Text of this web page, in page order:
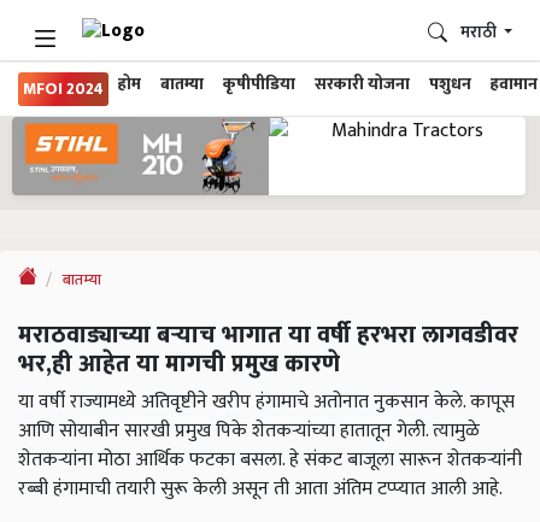
MFOI 2024 होम बातम्या कृषीपीडिया सरकारी योजना पशुधन हवामान
मराठी
बातम्या
मराठवाड्याच्या बऱ्याच भागात या वर्षी हरभरा लागवडीवर
भर,ही आहेत या मागची प्रमुख कारणे
या वर्षी राज्यामध्ये अतिवृष्टीने खरीप हंगामाचे अतोनात नुकसान केले. कापूस
आणि सोयाबीन सारखी प्रमुख पिके शेतकऱ्यांच्या हातातून गेली. त्यामुळे
शेतकऱ्यांना मोठा आर्थिक फटका बसला. हे संकट बाजूला सारून शेतकऱ्यांनी
रब्बी हंगामाची तयारी सुरू केली असून ती आता अंतिम टप्प्यात आली आहे.